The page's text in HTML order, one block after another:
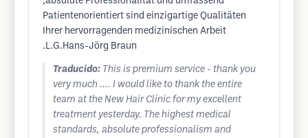
Patientenorientiert sind einzigartige Qualitäten
Ihrer hervorragenden medizinischen Arbeit
.L.G.Hans-Jörg Braun
Traducido: This is premium service - thank you
very much .... I would like to thank the entire
team at the New Hair Clinic for my excellent
treatment yesterday. The highest medical
standards, absolute professionalism and